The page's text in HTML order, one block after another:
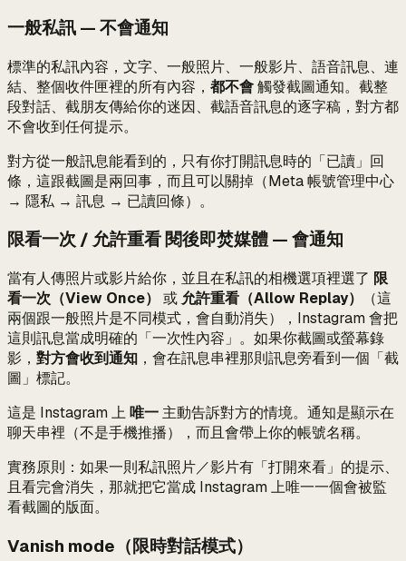
一般私訊 — 不會通知
標準的私訊內容，文字、一般照片、一般影片、語音訊息、連
結、整個收件匣裡的所有內容， 都不會觸發截圖通知。截整
段對話、截朋友傳給你的迷因、截語音訊息的逐字稿，對方都
不會收到任何提示。
對方從一般訊息能看到的，只有你打開訊息時的「已讀」回
條，這跟截圖是兩回事，而且可以關掉（Meta 帳號管理中心
→ 隱私 → 訊息 → 已讀回條）。
限看一次 / 允許重看 閱後即焚媒體 — 會通知
當有人傳照片或影片給你，並且在私訊的相機選項裡選了 限
看一次（View Once）
或 允許重看（Allow Replay）
（這
兩個跟一般照片是不同模式，會自動消失），Instagram 會把
這則訊息當成明確的「一次性內容」。如果你截圖或螢幕錄
影， 對方會收到通知 ，會在訊息串裡那則訊息旁看到一個「截
圖」標記。
這是 Instagram 上唯一 主動告訴對方的情境。通知是顯示在
聊天串裡（不是手機推播），而且會帶上你的帳號名稱。
實務原則：如果一則私訊照片／影片有「打開來看」的提示、
且看完會消失，那就把它當成 Instagram 上唯一一個會被監
看截圖的版面。
Vanish mode（限時對話模式）